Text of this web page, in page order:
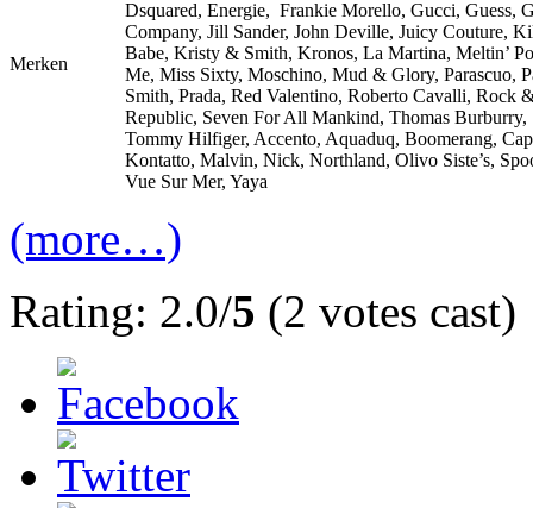
Merken
Dsquared, Energie, Frankie Morello, Gucci, Guess,
Company, Jill Sander, John Deville, Juicy Couture,
Babe, Kristy & Smith, Kronos, La Martina, Meltin’
Me, Miss Sixty, Moschino, Mud & Glory, Parascuo,
Smith, Prada, Red Valentino, Roberto Cavalli, Rock
Republic, Seven For All Mankind, Thomas Burburry,
Tommy Hilfiger, Accento, Aquaduq, Boomerang,
Kontatto, Malvin, Nick, Northland, Olivo Siste’s,
Vue Sur Mer, Yaya
(more…)
Rating: 2.0/5 (2 votes cast)